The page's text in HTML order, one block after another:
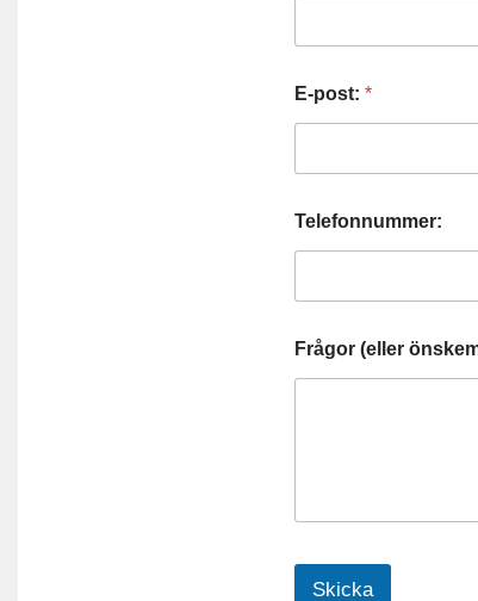
E-post:*
Telefonnummer:
Frågor (eller
Skicka